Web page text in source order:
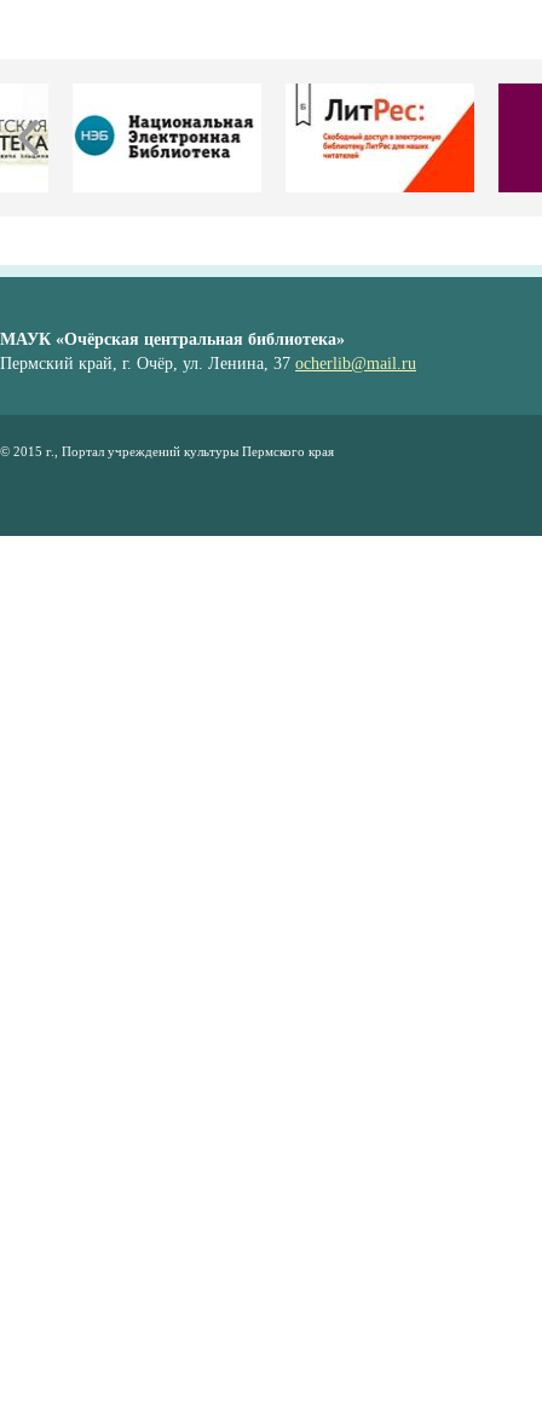
МАУК «Очёрская центральная библиотека»
Пермский край, г. Очёр, ул. Ленина, 37 ocherlib@mail.ru
© 2015 г., Портал учреждений культуры Пермского края